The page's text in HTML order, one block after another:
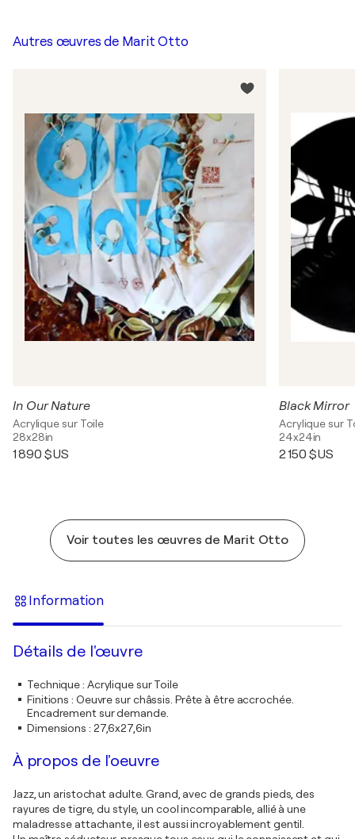
Autres œuvres de Marit Otto
In Our Nature
Acrylique sur Toile
28x28in
1 890 $US
Black Mirror
Acrylique sur
24x24in
2 150 $US
Voir toutes les œuvres de Marit Otto
Information
Détails de l'œuvre
Technique: Acrylique sur Toile
Finitions : Oeuvre sur châssis. Prête à être accrochée.
Encadrement sur demande.
Dimensions : 27,6x27,6in
À propos de l'oeuvre
Jazz, un aristochat adulte. Grand, avec de grands pieds, des
rayures de tigre, du style, un cool incomparable, allié à une
maladresse attachante, il est aussi incroyablement gentil.